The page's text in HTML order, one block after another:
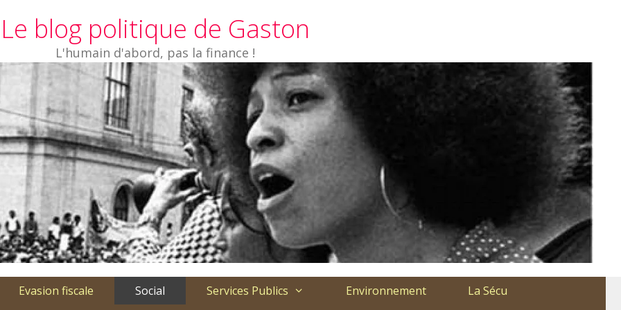
Le blog politique de Gaston
L'humain d'abord, pas la finance !
Evasion fiscale Social Services Publics Environnement
La Sécu